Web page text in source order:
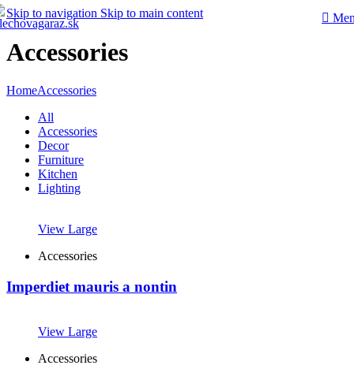
Skip to navigation Skip to main content
Accessories
HomeAccessories
All
Accessories
Decor
Furniture
Kitchen
Lighting
View Large
Accessories
Imperdiet mauris a nontin
View Large
Accessories